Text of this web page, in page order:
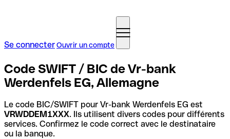
Se connecterOuvrir un compte
Code SWIFT / BIC de Vr-bank
Werdenfels EG, Allemagne
Le code BIC/SWIFT pour Vr-bank Werdenfels EG est
VRWDDEM1XXX. Ils utilisent divers codes pour différents
services. Confirmez le code correct avec le destinataire
ou la banque.